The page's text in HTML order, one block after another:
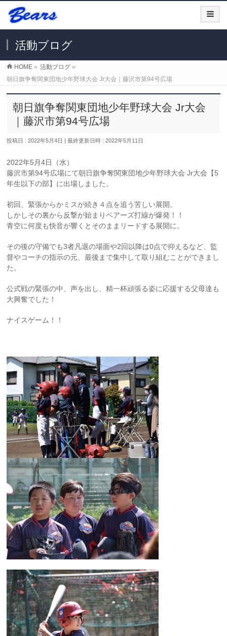
活動ブログ
HOME » 活動ブログ »
朝日旗争奪関東団地少年野球大会 Jr大会｜藤沢市第94号広場
朝日旗争奪関東団地少年野球大会 Jr大会
｜藤沢市第94号広場
投稿日 : 2022年5月4日 最終更新日時 : 2022年5月11日
2022年5月4日（水）
藤沢市第94号広場にて朝日旗争奪関東団地少年野球大会 Jr大会【5
年生以下の部】に出場しました。
初回、緊張からかミスが続き４点を追う苦しい展開。
しかしその裏から反撃が始まりベアーズ打線が爆発！！
青空に何度も快音が響くとそのままリードする展開に。
その後の守備でも3者凡退の場面や2回以降は0点で抑えるなど、監
督やコーチの指示の元、最後まで集中して取り組むことができまし
た。
公式戦の緊張の中、声を出し、精一杯頑張る姿に応援する父母達も
大興奮でした！
ナイスゲーム！！